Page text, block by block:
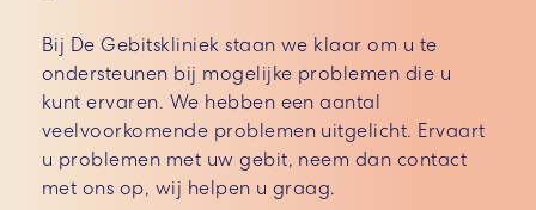
Bij De Gebitskliniek staan we klaar om u te
ondersteunen bij mogelijke problemen die u
kunt ervaren. We hebben een aantal
veelvoorkomende problemen uitgelicht. Ervaart
u problemen met uw gebit, neem dan contact
met ons op, wij helpen u graag.